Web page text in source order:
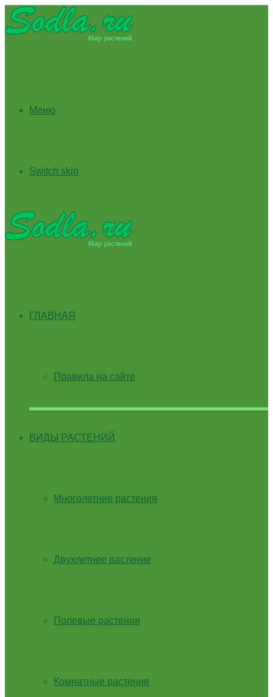
Меню
Switch skin
ГЛАВНАЯ
Правила на сайте
ВИДЫ РАСТЕНИЙ
Многолетние растения
Двухлетнее растение
Полевые растения
Комнатные растения